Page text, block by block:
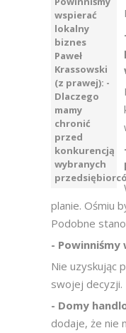
wspierać
lokalny
biznes
Paweł
Krassowski
(z prawej): -
Dlaczego
mamy
chronić
przed
konkurencją
wybranych
planie. Ośmiu
Podobne
-
Nie uzyskując
swojej decyzji.
- Domy
dodaje, że nie